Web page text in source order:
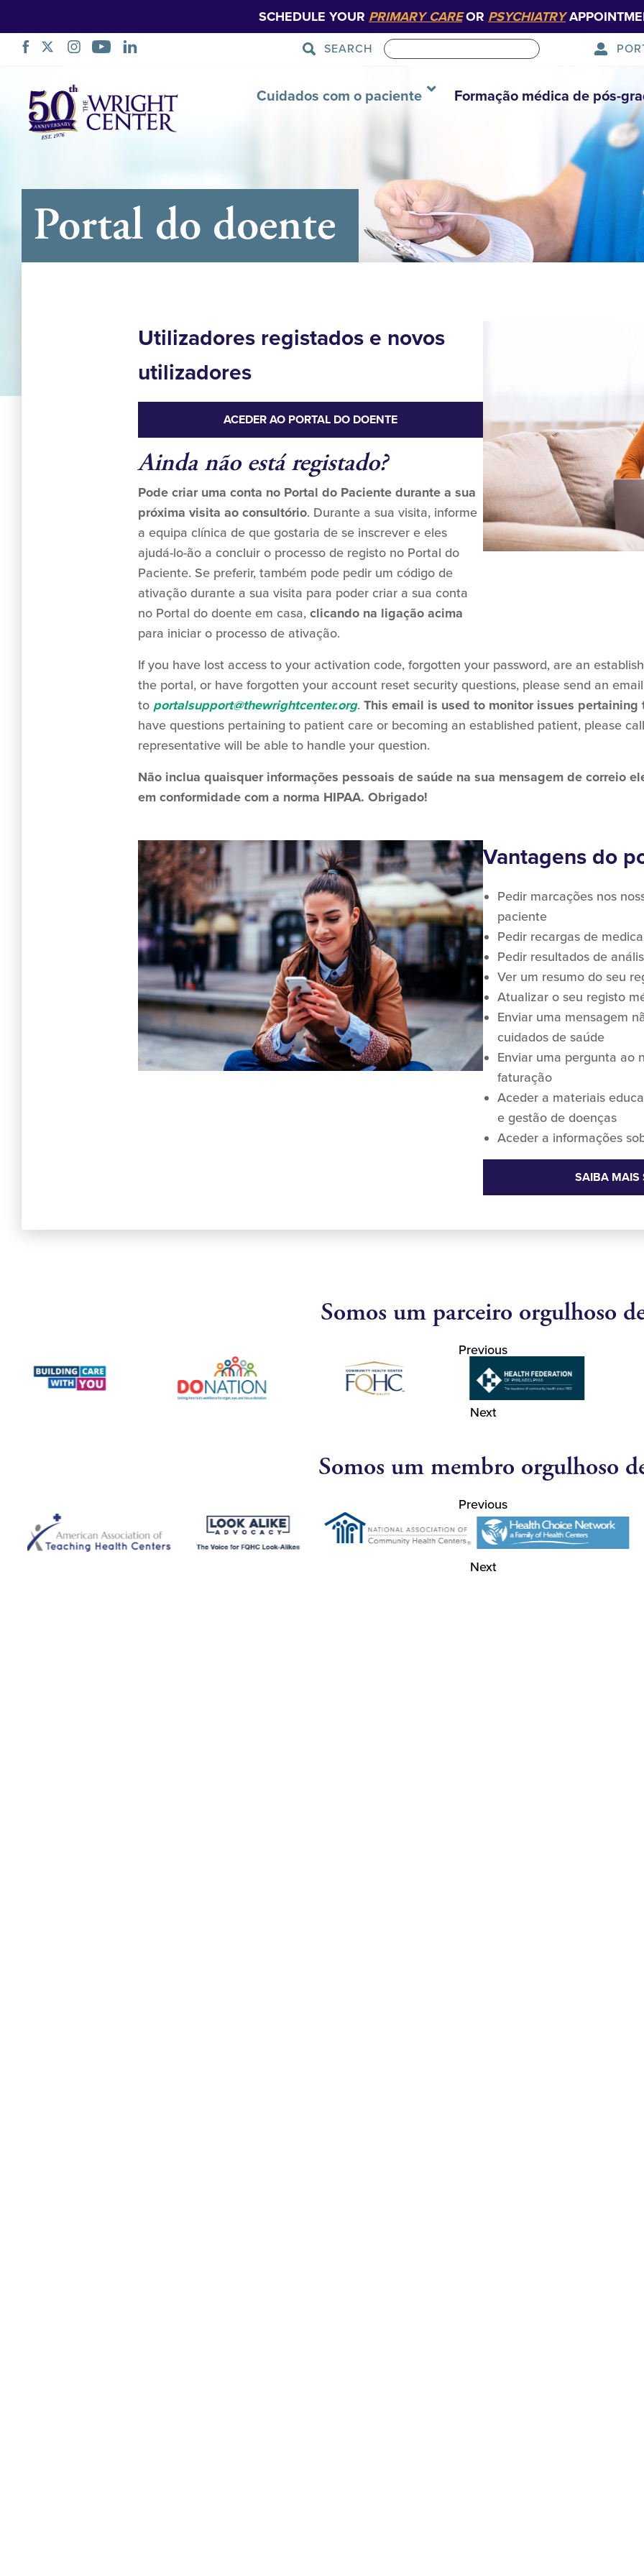
SCHEDULE YOUR PRIMARY CAREOR PSYCHIATRY
SEARCH
navegação
Cuidados com o paciente Formação médica de pós-
Portal do doente
Utilizadores registados e novos
utilizadores
ACEDER AO PORTAL DO DOENTE
Ainda não está registado?
Pode criar uma conta no Portal do Paciente durante a sua
próxima visita ao consultório. Durante a sua visita, informe
a equipa clínica de que gostaria de se inscrever e eles
ajudá-lo-ão a concluir o processo de registo no Portal do
Paciente. Se preferir, também pode pedir um código de
ativação durante a sua visita para poder criar a sua conta
no Portal do doente em casa, clicando na ligação acima
para iniciar o processo de ativação.
If you have lost access to your activation code, forgotten your password, are an
the portal, or have forgotten your account reset security questions, please send an email
to portalsupport@thewrightcenter.org. This email is used to monitor issues pertaining
have questions pertaining to patient care or becoming an established patient, please
representative will be able to handle your question.
Não inclua quaisquer informações pessoais de saúde na sua mensagem de correio
em conformidade com a norma HIPAA. Obrigado!
Vantagens do
Pedir marcações nos
paciente
Pedir recargas de
Pedir resultados de
Ver um resumo do seu
Atualizar o seu registo
Enviar uma mensagem
cuidados de saúde
Enviar uma pergunta ao
faturação
Aceder a materiais
e gestão de doenças
Aceder a informações
SAIBA MAIS
Somos um parceiro orgulhoso
Previous
Next
Somos um membro orgulhoso
Previous
Next